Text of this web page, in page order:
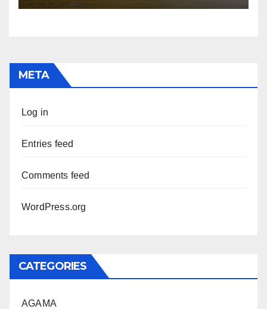
META
Log in
Entries feed
Comments feed
WordPress.org
CATEGORIES
AGAMA